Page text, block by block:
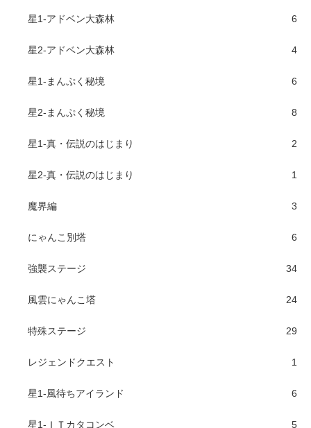
星1-アドベン大森林 6
星2-アドベン大森林 4
星1-まんぷく秘境 6
星2-まんぷく秘境 8
星1-真・伝説のはじまり 2
星2-真・伝説のはじまり 1
魔界編 3
にゃんこ別塔 6
強襲ステージ 34
風雲にゃんこ塔 24
特殊ステージ 29
レジェンドクエスト 1
星1-風待ちアイランド 6
星1-ＩＴカタコンベ 5